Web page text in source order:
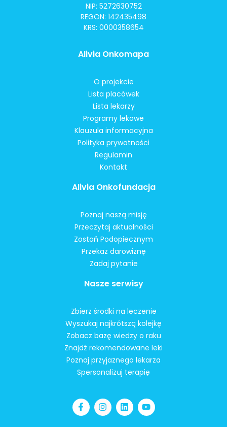
NIP: 5272630752
REGON: 142435498
KRS: 0000358654
Alivia Onkomapa
O projekcie
Lista placówek
Lista lekarzy
Programy lekowe
Klauzula informacyjna
Polityka prywatności
Regulamin
Kontakt
Alivia Onkofundacja
Poznaj naszą misję
Przeczytaj aktualności
Zostań Podopiecznym
Przekaż darowiznę
Zadaj pytanie
Nasze serwisy
Zbierz środki na leczenie
Wyszukaj najkrótszą kolejkę
Zobacz bazę wiedzy o raku
Znajdź rekomendowane leki
Poznaj przyjaznego lekarza
Spersonalizuj terapię